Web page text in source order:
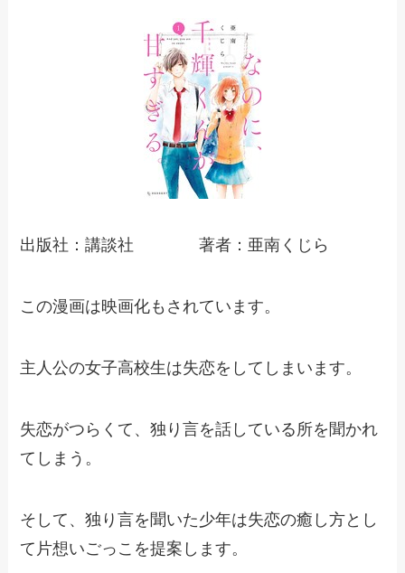
出版社：講談社 著者：亜南くじら
この漫画は映画化もされています。
主人公の女子高校生は失恋をしてしまいます。
失恋がつらくて、独り言を話している所を聞かれ
てしまう。
そして、独り言を聞いた少年は失恋の癒し方とし
て片想いごっこを提案します。